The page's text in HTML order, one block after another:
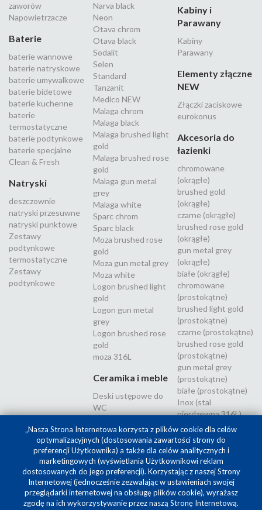
zaworów
Napowietrzacze
Baterie
baterie wannowe
baterie natryskowe
baterie umywalkowe
baterie bidetowe
baterie kuchenne
baterie
termostatyczne
baterie podtynkowe
baterie specjalne
Clean & Fresh
Natryski
deszczownie
natryski przesuwne
natryski punktowe
Zestawy
podtynkowe
termostatyczne
Zestawy
podtynkowe
Narva black
Neon
Otava chrom
Otava black
Sodalit
Selen
Standard
Tanzanit
Medico NEW
Malaga chrom
Malaga black
Malaga brushed light
gold
Malaga brushed rose
gold
Malaga gun metal
grey
Malaga white
Sparc chrom
Sparc black
Moza brushed rose
gold
Moza gun metal grey
Moza white
Logon brushed light
gold
Logon gun metal
grey
Logon brushed rose
gold
moza 316L
Ceramika i meble
Deski ustępowe do
WC
Kabiny i
Parawany
Kabiny
Parawany
Elementy złączne
NEW
Złączki zaciskowe
eurokonus
Akcesoria do
łazienki
chromowane
(okrągłe)
brushed gold
(okrągłe)
czarne (okrągłe)
brushed rose gold
(okrągłe)
gun metal grey
(okrągłe)
białe (okrągłe)
chromowane
(prostokątne)
brushed light gold
(prostokątne)
czarne (prostokątne)
brushed rose gold
(prostokątne)
gun metal grey
(prostokątne)
białe (prostokątne)
Inox (stal
nierdzewna 316L)
„Nasza Strona Internetowa korzysta z plików cookie dla celów
optymalizacyjnych (dostosowania zawartości strony do
preferencji Użytkownika) a także dla celów analitycznych i
marketingowych (wyświetlania Użytkownikowi reklam
dostosowanych do jego preferencji). Korzystając z naszej Strony
Internetowej (jednocześnie zezwalając w ustawieniach swojej
przeglądarki internetowej na obsługę plików cookie), wyrażasz
zgodę na ich wykorzystywanie przez naszą Stronę Internetową.